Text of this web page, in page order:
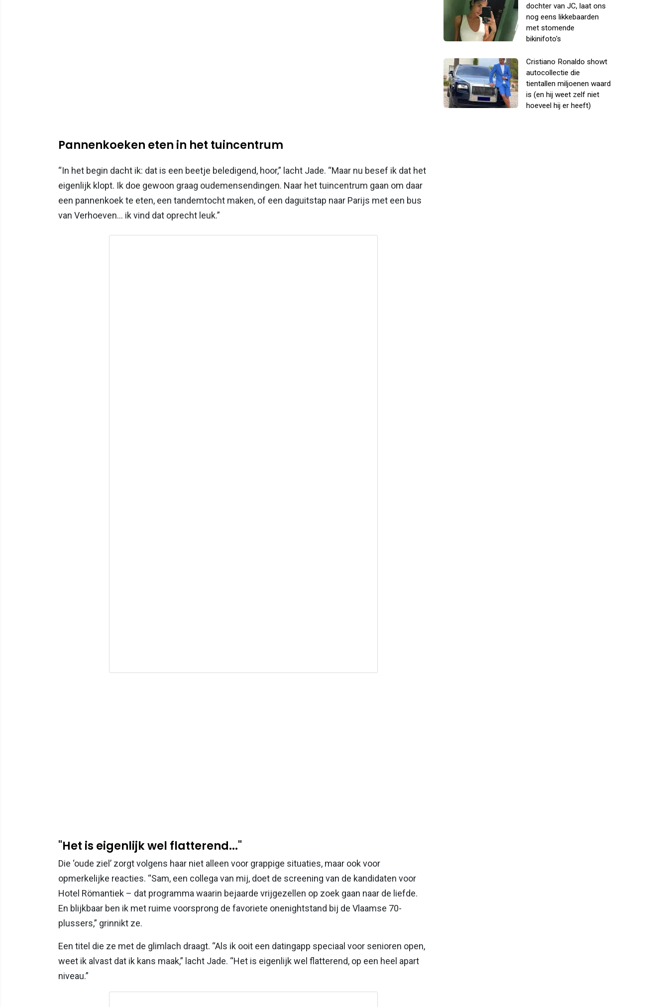
Pannenkoeken eten in het tuincentrum
“In het begin dacht ik: dat is een beetje beledigend, hoor,” lacht Jade. “Maar nu besef ik dat het
eigenlijk klopt. Ik doe gewoon graag oudemensendingen. Naar het tuincentrum gaan om daar
een pannenkoek te eten, een tandemtocht maken, of een daguitstap naar Parijs met een bus
van Verhoeven… ik vind dat oprecht leuk.”
"Het is eigenlijk wel flatterend..."
Die ‘oude ziel’ zorgt volgens haar niet alleen voor grappige situaties, maar ook voor
opmerkelijke reacties. “Sam, een collega van mij, doet de screening van de kandidaten voor
Hotel Römantiek – dat programma waarin bejaarde vrijgezellen op zoek gaan naar de liefde.
En blijkbaar ben ik met ruime voorsprong de favoriete onenightstand bij de Vlaamse 70-
plussers,” grinnikt ze.
Een titel die ze met de glimlach draagt. “Als ik ooit een datingapp speciaal voor senioren open,
weet ik alvast dat ik kans maak,” lacht Jade. “Het is eigenlijk wel flatterend, op een heel apart
niveau.”
dochter van JC, laat ons
nog eens likkebaarden
met stomende
bikinifoto's
Cristiano Ronaldo showt
autocollectie die
tientallen miljoenen waard
is (en hij weet zelf niet
hoeveel hij er heeft)